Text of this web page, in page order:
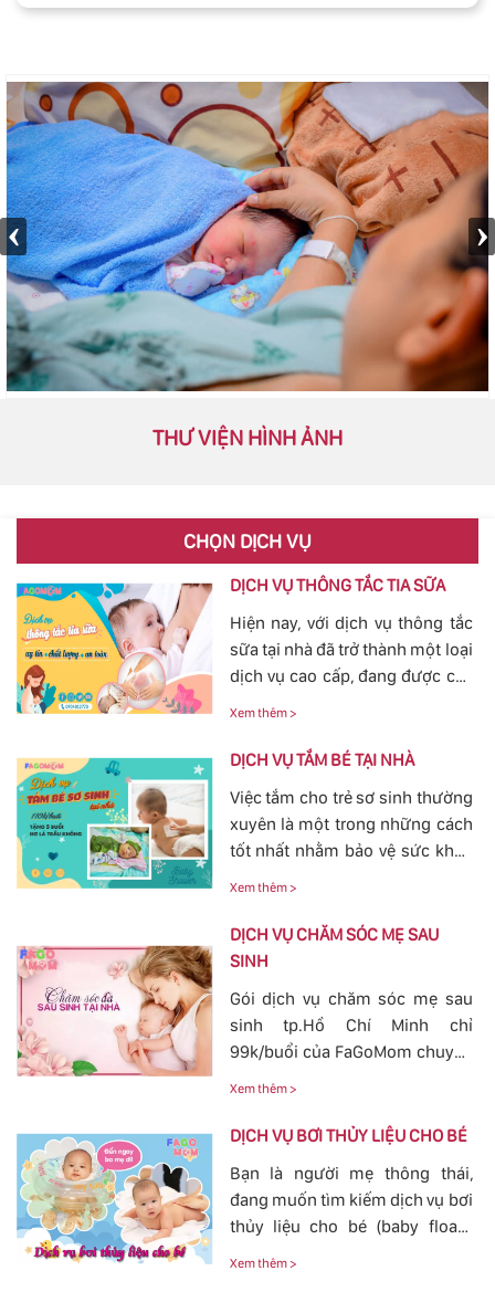
THƯ VIỆN HÌNH ẢNH
CHỌN DỊCH VỤ
DỊCH VỤ THÔNG TẮC TIA SỮA
Hiện nay, với dịch vụ thông tắc
sữa tại nhà đã trở thành một loại
dịch vụ cao cấp, đang được các
phổ biến. Với việc thông tắc tia
chóng thông tia sữa, giảm bớt
các cơn đau cương cứng tại
vùng bầu vú, đảm bảo cho
nguồn sữa về đều cho bé bú.
Xem thêm >
DỊCH VỤ TẮM BÉ TẠI NHÀ
Việc tắm cho trẻ sơ sinh thường
xuyên là một trong những cách
tốt nhất nhằm bảo vệ sức khỏe
Bởi vậy, nhu cầu tắm cho trẻ sơ
sinh ngày càn lớn, với dịch vụ
FaGoMom cung cấp tới các mẹ
không cần phải lo nghĩ về
chuyện massage và tắm cho
con yêu của mình.
Xem thêm >
DỊCH VỤ CHĂM SÓC MẸ SAU
SINH
Gói dịch vụ chăm sóc mẹ sau
sinh tp.Hồ Chí Minh chỉ
99k/buổi của FaGoMom chuyên
yên tâm cho mẹ và bé.
Xem thêm >
DỊCH VỤ BƠI THỦY LIỆU CHO BÉ
Bạn là người mẹ thông thái,
đang muốn tìm kiếm dịch vụ bơi
thủy liệu cho bé (baby fload)
Xem thêm >